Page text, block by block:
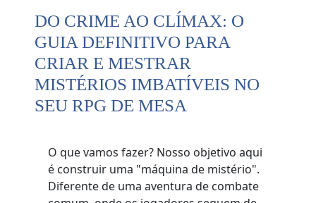
DO CRIME AO CLÍMAX: O
GUIA DEFINITIVO PARA
CRIAR E MESTRAR
MISTÉRIOS IMBATÍVEIS NO
SEU RPG DE MESA
O que vamos fazer? Nosso objetivo aqui
é construir uma "máquina de mistério".
Diferente de uma aventura de combate